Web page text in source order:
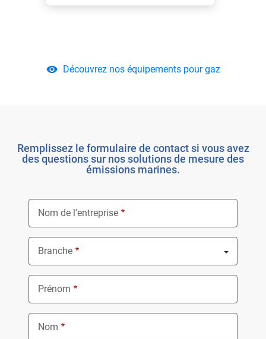
Découvrez nos équipements pour gaz
Remplissez le formulaire de contact si vous avez
des questions sur nos solutions de mesure des
émissions marines.
Nom de l'entreprise
Branche
Nothing selected
Prénom
Nom